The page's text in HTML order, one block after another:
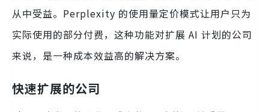
从中受益。Perplexity 的使用量定价模式让用户只为
实际使用的部分付费，这种功能对扩展 AI 计划的公司
来说，是一种成本效益高的解决方案。
快速扩展的公司